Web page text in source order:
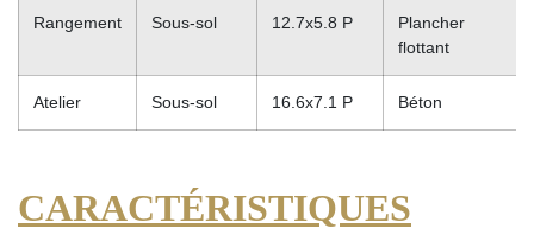
Rangement Sous-sol 12.7x5.8 P
Plancher
flottant
Atelier Sous-sol 16.6x7.1 P Béton
CARACTÉRISTIQUES